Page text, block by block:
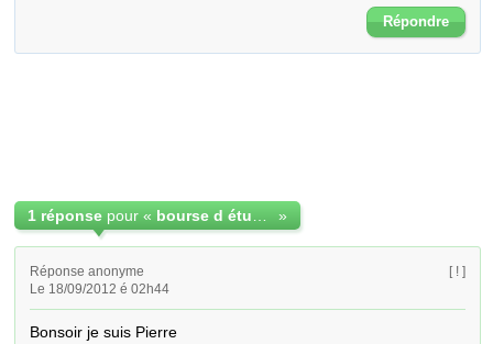
Répondre
1 réponse pour « »
Réponse anonyme
Le 18/09/2012 é 02h44
[ ! ]
Bonsoir je suis Pierre